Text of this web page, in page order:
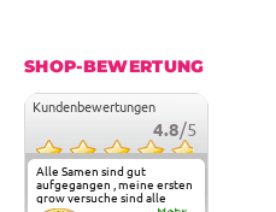
SHOP-BEWERTUNG
Kundenbewertungen
4.8/5
Alle Samen sind gut
aufgegangen , meine ersten
grow versuche sind alle